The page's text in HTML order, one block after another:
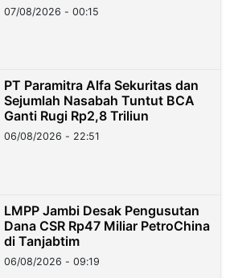
07/08/2026 - 00:15
PT Paramitra Alfa Sekuritas dan
Sejumlah Nasabah Tuntut BCA
Ganti Rugi Rp2,8 Triliun
06/08/2026 - 22:51
LMPP Jambi Desak Pengusutan
Dana CSR Rp47 Miliar PetroChina
di Tanjabtim
06/08/2026 - 09:19